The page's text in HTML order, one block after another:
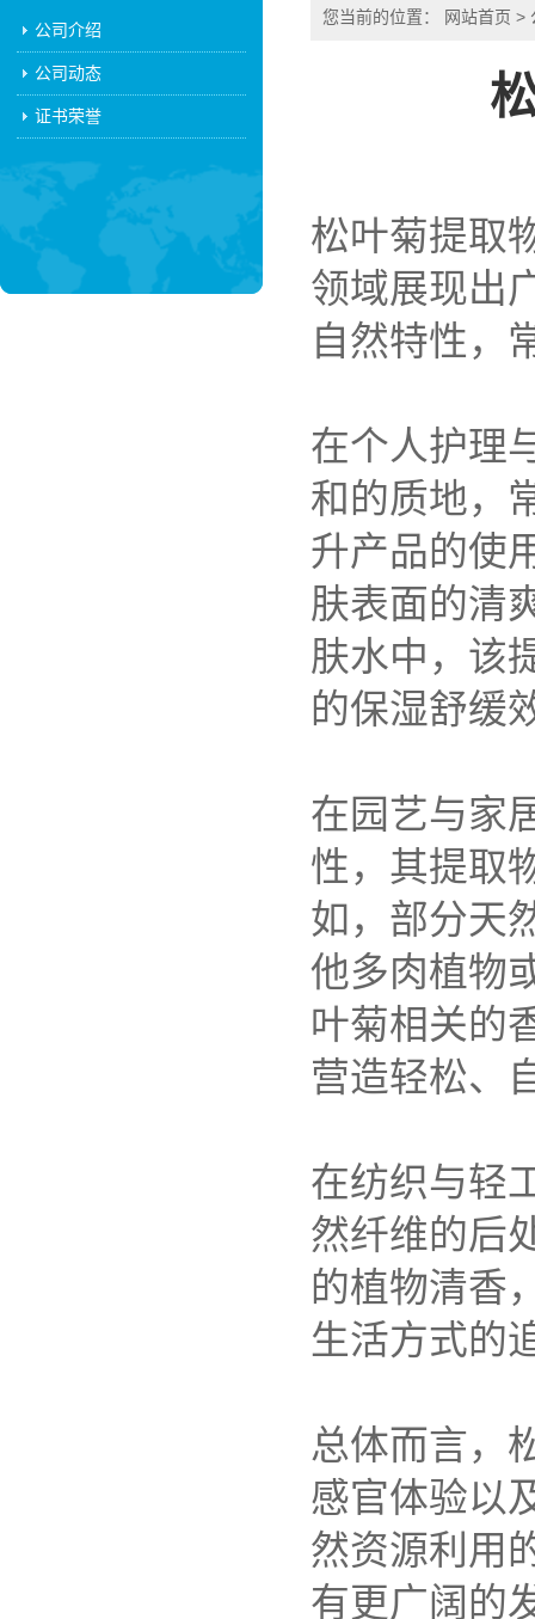
公司介绍
公司动态
证书荣誉
您当前的位置： 网站首页 >
松叶菊提取
领域展现出
自然特性，
在个人护理
和的质地，
升产品的使
肤表面的清
肤水中，该
的保湿舒缓
在园艺与家
性，其提取
如，部分天
他多肉植物
叶菊相关的
营造轻松、
在纺织与轻
然纤维的后
的植物清香
生活方式的
总体而言，
感官体验以
然资源利用
有更广阔的